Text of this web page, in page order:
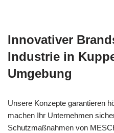
Innovativer
Industrie in
Umgebung
Unsere Konzepte garantieren
machen Ihr Unternehmen
Schutzmaßnahmen von